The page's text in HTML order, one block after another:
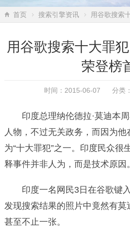
首页 搜索引擎资讯
用谷歌搜索
用谷歌搜索十大罪
荣登榜
时间：2015-06-07 分类：
印度总理纳伦德拉·莫迪本
人物，不过无关政务，而因为
为“十大罪犯”之一。印度民众很
释事件并非人为，而是技术原因。
印度一名网民3日在谷歌键
发现搜索结果的照片中竟然有莫
甚至不止一张。